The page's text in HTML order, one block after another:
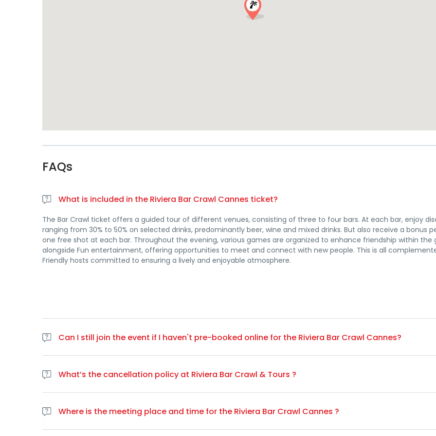
FAQs
What is included in the Riviera Bar Crawl Cannes ticket?
The Bar Crawl ticket offers a guided tour of different venues, consisting of three to four bars. At each bar, enjoy
ranging from 30% to 50% on selected drinks, predominantly beer, wine and mixed drinks. But also receive a bonus
one free shot at each bar. Throughout the evening, various games are organized to enhance friendship within the
alongside Fun entertainment, offering opportunities to meet and connect with new people. This is all
Friendly hosts committed to ensuring a lively and enjoyable atmosphere.
Can I still join the event if I haven't pre-booked online for the Riviera Bar Crawl Cannes?
While we appreciate your interest, please note that joining on the spot isn't possible as we exclusively operate
crawls for groups in
What’s the cancellation policy at Riviera Bar Crawl & Tours ?
4.1 An organizer is entitled to cancel or change the date of an event. Should this happen, Riviera Bar crawl & Tours
attempt to provide a suitable solution. If an event is cancelled or postponed, Riviera Bar crawl & Tours will do its
inform you as soon as possible. However, we cannot guarantee that the consumer will be informed before the start
Where is the meeting place and time for the Riviera Bar Crawl Cannes ?
We meet atThe Quays 17 Quai Saint-Pierre, 06400 Cannes from 20:30pm and 21:30pm (20H30/21H30). Afterward,